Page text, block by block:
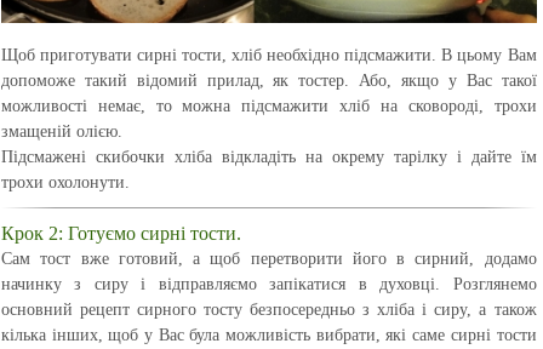
Щоб приготувати сирні тости, хліб необхідно підсмажити. В цьому Вам
допоможе такий відомий прилад, як тостер. Або, якщо у Вас такої
можливості немає, то можна підсмажити хліб на сковороді, трохи
змащеній олією.
Підсмажені скибочки хліба відкладіть на окрему тарілку і дайте їм
трохи охолонути.
Крок 2: Готуємо сирні тости.
Сам тост вже готовий, а щоб перетворити його в сирний, додамо
начинку з сиру і відправляємо запікатися в духовці. Розглянемо
основний рецепт сирного тосту безпосередньо з хліба і сиру, а також
кілька інших, щоб у Вас була можливість вибрати, які саме сирні тости